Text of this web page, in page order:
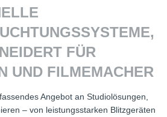
FÜR F
FILMEMACHER
Angebot an Studiolösungen,
– von leistungsstarken Blitzgeräten